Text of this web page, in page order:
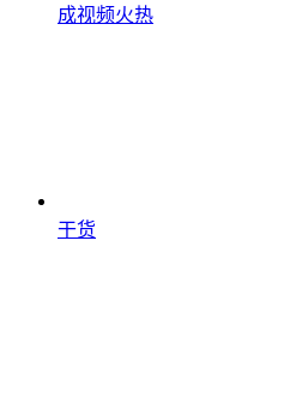
成视频火热
干货